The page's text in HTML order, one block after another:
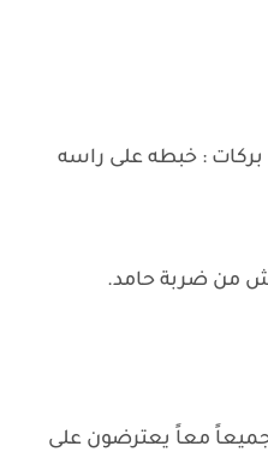
بركات : خبطه على راسه
من ضربة حامد.
جميعاً معاً يعترضون على